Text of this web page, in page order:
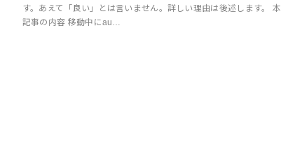
す。あえて「良い」とは言いません。詳しい理由は後述します。 本
記事の内容 移動中にau…